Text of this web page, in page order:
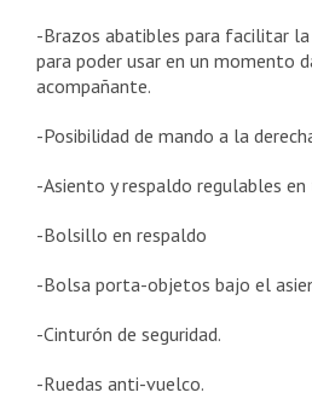
-Brazos abatibles para facilitar
para poder usar en un momento
acompañante.
-Posibilidad de mando a la
-Asiento y respaldo regulables en
-Bolsillo en respaldo
-Bolsa porta-objetos bajo el
-Cinturón de seguridad.
-Ruedas anti-vuelco.